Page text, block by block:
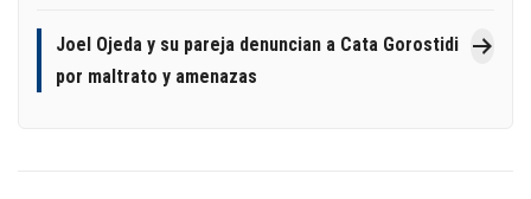
Joel Ojeda y su pareja denuncian a Cata Gorostidi
por maltrato y amenazas